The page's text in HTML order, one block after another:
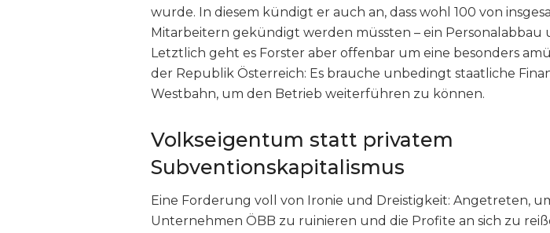
wurde. In diesem kündigt er auch an, dass wohl 100 von
Mitarbeitern gekündigt werden müssten – ein Personalabbau
Letztlich geht es Forster aber offenbar um eine besonders
der Republik Österreich: Es brauche unbedingt staatliche
Westbahn, um den Betrieb weiterführen zu können.
Volkseigentum statt privatem
Subventionskapitalismus
Eine Forderung voll von Ironie und Dreistigkeit: Angetreten,
Unternehmen ÖBB zu ruinieren und die Profite an sich zu